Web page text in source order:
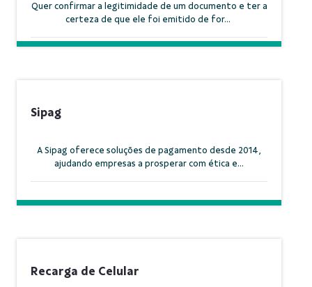
Quer confirmar a legitimidade de um documento e ter a
certeza de que ele foi emitido de for...
Sipag
A Sipag oferece soluções de pagamento desde 2014,
ajudando empresas a prosperar com ética e...
Recarga de Celular